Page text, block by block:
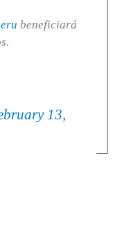
beneficiará
13,